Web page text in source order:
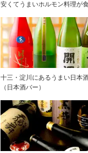
安くてうまいホルモン料理が
十三・淀川にあるうまい日本
（日本酒バー）